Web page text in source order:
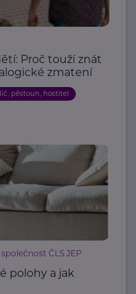
Proč touží znát
zmatení
pěstoun, hostitel
ČLS JEP
polohy a jak